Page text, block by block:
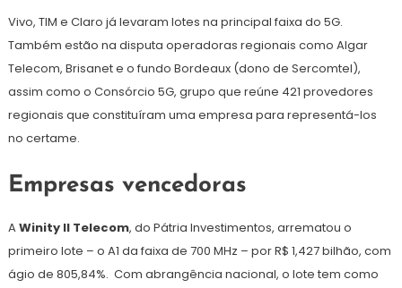
Vivo, TIM e Claro já levaram lotes na principal faixa do 5G.
Também estão na disputa operadoras regionais como Algar
Telecom, Brisanet e o fundo Bordeaux (dono de Sercomtel),
assim como o Consórcio 5G, grupo que reúne 421 provedores
regionais que constituíram uma empresa para representá-los
no certame.
Empresas vencedoras
AWinity II Telecom, do Pátria Investimentos, arrematou o
primeiro lote – o A1 da faixa de 700 MHz – por R$ 1,427 bilhão, com
ágio de 805,84%. Com abrangência nacional, o lote tem como